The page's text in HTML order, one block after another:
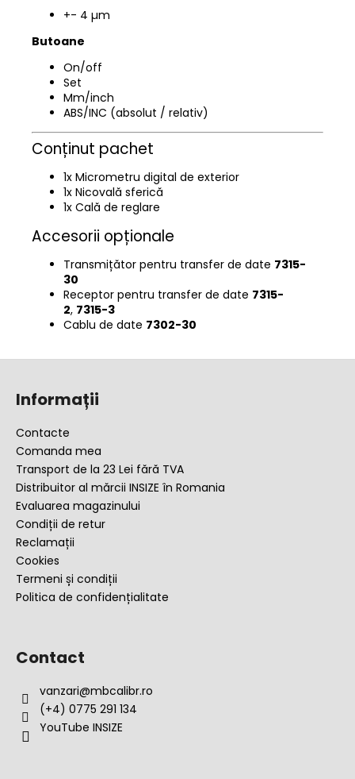
+- 4 µm
Butoane
On/off
Set
Mm/inch
ABS/INC (absolut / relativ)
Conținut pachet
1x Micrometru digital de exterior
1x Nicovală sferică
1x Cală de reglare
Accesorii opționale
Transmițător pentru transfer de date 7315-
30
Receptor pentru transfer de date 7315-
2, 7315-3
Cablu de date 7302-30
Informații
Contacte
Comanda mea
Transport de la 23 Lei fără TVA
Distribuitor al mărcii INSIZE în Romania
Evaluarea magazinului
Condiții de retur
Reclamații
Cookies
Termeni și condiții
Politica de confidențialitate
Contact
vanzari@mbcalibr.ro
(+4) 0775 291 134
YouTube INSIZE